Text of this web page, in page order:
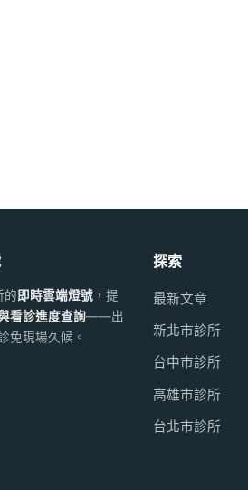
的 即時雲端燈號，提
看診進度查詢——出
免現場久候。
探索
最新文章
新北市診所
台中市診所
高雄市診所
台北市診所